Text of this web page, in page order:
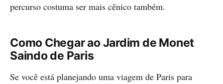
percurso costuma ser mais cênico também.
Como Chegar ao Jardim de Monet
Saindo de Paris
Se você está planejando uma viagem de Paris para